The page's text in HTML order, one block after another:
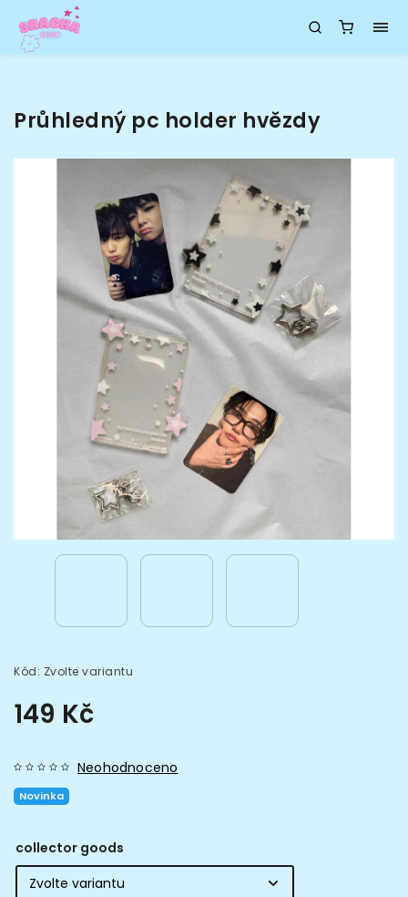
Průhledný pc holder hvězdy
Kód: Zvolte variantu
149 Kč
Novinka
Neohodnoceno
collector goods